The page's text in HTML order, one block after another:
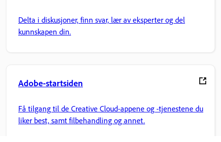
Delta i diskusjoner, finn svar, lær av eksperter og del
kunnskapen din.
Adobe-startsiden
Få tilgang til de Creative Cloud-appene og -tjenestene du
liker best, samt filbehandling og annet.